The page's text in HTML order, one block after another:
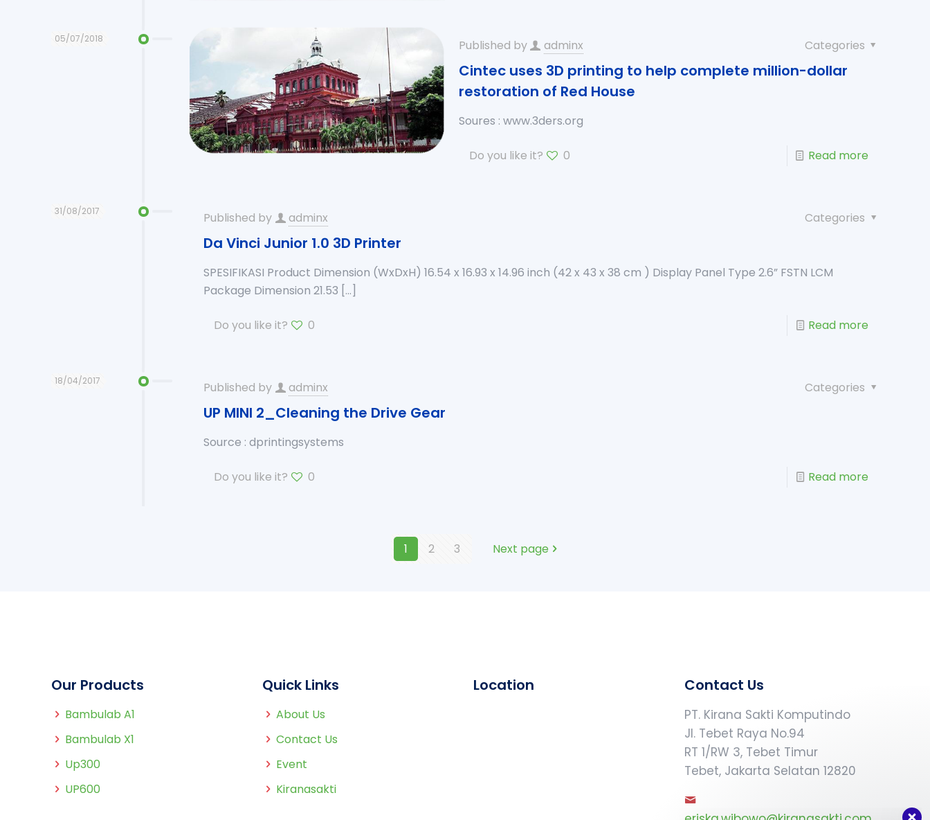
05/07/2018 Published by adminx Categories
Cintec uses 3D printing to help complete million-dollar
restoration of Red House
Soures : www.3ders.org
Do you like it? 0 Read more
31/08/2017 Published by adminx Categories
Da Vinci Junior 1.0 3D Printer
SPESIFIKASI Product Dimension (WxDxH) 16.54 x 16.93 x 14.96 inch (42 x 43 x 38 cm ) Display Panel Type 2.6” FSTN LCM
Package Dimension 21.53 […]
Do you like it? 0 Read more
18/04/2017 Published by adminx Categories
UP MINI 2_Cleaning the Drive Gear
Source : dprintingsystems
Do you like it? 0 Read more
1 2 3 Next page
Our Products
Bambulab A1
Bambulab X1
Up300
UP600
Quick Links
About Us
Contact Us
Event
Kiranasakti
Location Contact Us
PT. Kirana Sakti Komputindo
Jl. Tebet Raya No.94
RT 1/RW 3, Tebet Timur
Tebet, Jakarta Selatan 12820
answer your questions. Ask us anything!